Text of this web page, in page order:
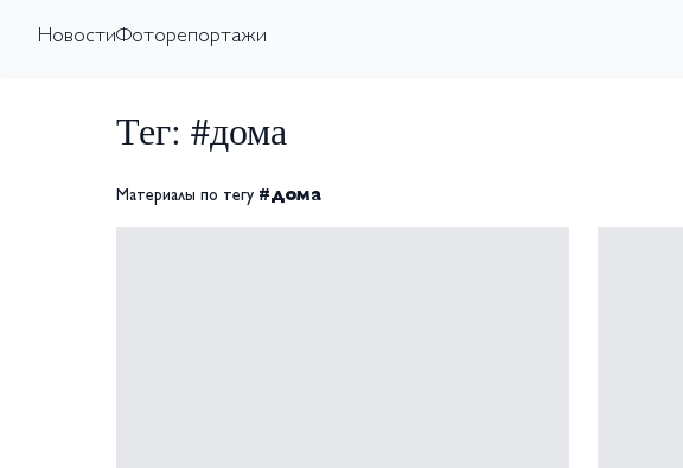
НовостиФоторепортажи
Тег: #дома
Материалы по тегу #дома